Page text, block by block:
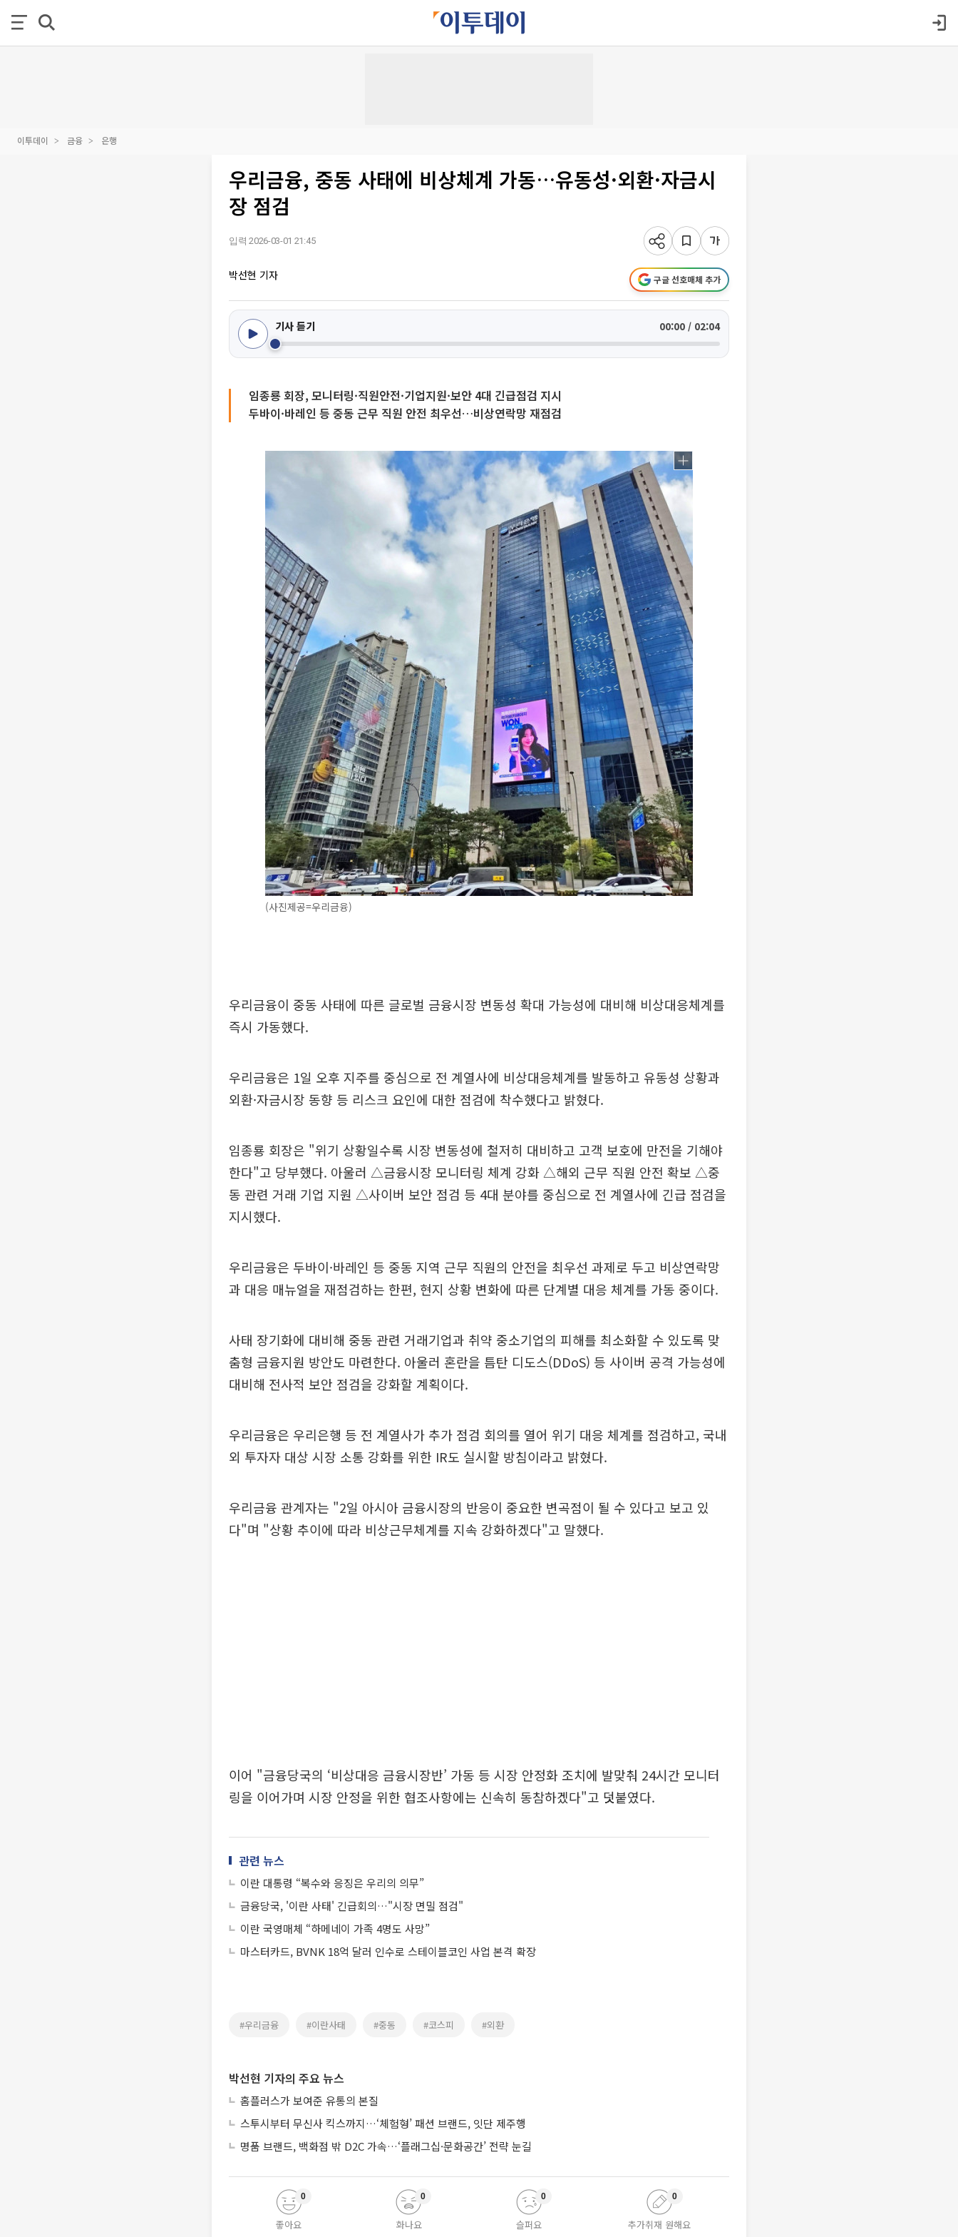
이투데이 금융 은행
우리금융, 중동 사태에 비상체계 가동…유동성·외환·자금시
장 점검
입력 2026-03-01 21:45
박선현 기자 구글 선호매체 추가
기사 듣기 00:00 / 02:04
임종룡 회장, 모니터링·직원안전·기업지원·보안 4대 긴급점검 지시
두바이·바레인 등 중동 근무 직원 안전 최우선…비상연락망 재점검
(사진제공=우리금융)
우리금융이 중동 사태에 따른 글로벌 금융시장 변동성 확대 가능성에 대비해 비상대응체계를
즉시 가동했다.
우리금융은 1일 오후 지주를 중심으로 전 계열사에 비상대응체계를 발동하고 유동성 상황과
외환·자금시장 동향 등 리스크 요인에 대한 점검에 착수했다고 밝혔다.
임종룡 회장은 "위기 상황일수록 시장 변동성에 철저히 대비하고 고객 보호에 만전을 기해야
한다"고 당부했다. 아울러 △금융시장 모니터링 체계 강화 △해외 근무 직원 안전 확보 △중
동 관련 거래 기업 지원 △사이버 보안 점검 등 4대 분야를 중심으로 전 계열사에 긴급 점검을
지시했다.
우리금융은 두바이·바레인 등 중동 지역 근무 직원의 안전을 최우선 과제로 두고 비상연락망
과 대응 매뉴얼을 재점검하는 한편, 현지 상황 변화에 따른 단계별 대응 체계를 가동 중이다.
사태 장기화에 대비해 중동 관련 거래기업과 취약 중소기업의 피해를 최소화할 수 있도록 맞
춤형 금융지원 방안도 마련한다. 아울러 혼란을 틈탄 디도스(DDoS) 등 사이버 공격 가능성에
대비해 전사적 보안 점검을 강화할 계획이다.
우리금융은 우리은행 등 전 계열사가 추가 점검 회의를 열어 위기 대응 체계를 점검하고, 국내
외 투자자 대상 시장 소통 강화를 위한 IR도 실시할 방침이라고 밝혔다.
우리금융 관계자는 "2일 아시아 금융시장의 반응이 중요한 변곡점이 될 수 있다고 보고 있
다"며 "상황 추이에 따라 비상근무체계를 지속 강화하겠다"고 말했다.
이어 "금융당국의 ‘비상대응 금융시장반’ 가동 등 시장 안정화 조치에 발맞춰 24시간 모니터
링을 이어가며 시장 안정을 위한 협조사항에는 신속히 동참하겠다"고 덧붙였다.
관련 뉴스
이란 대통령 “복수와 응징은 우리의 의무”
금융당국, '이란 사태' 긴급회의…"시장 면밀 점검"
이란 국영매체 “하메네이 가족 4명도 사망”
마스터카드, BVNK 18억 달러 인수로 스테이블코인 사업 본격 확장
#우리금융 #이란사태 #중동 #코스피 #외환
박선현 기자의 주요 뉴스
홈플러스가 보여준 유통의 본질
스투시부터 무신사 킥스까지…‘체험형’ 패션 브랜드, 잇단 제주행
명품 브랜드, 백화점 밖 D2C 가속…‘플래그십·문화공간’ 전략 눈길
좋아요
0
화나요
0
슬퍼요
0
추가취재 원해요
0